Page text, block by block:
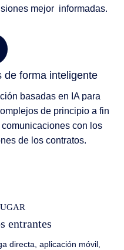
mejor informadas.
de forma inteligente
basadas en IA para
de principio a fin
con los
de los contratos.
entrantes
directa, aplicación móvil,